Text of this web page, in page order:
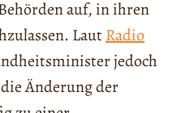
auf, in ihren
LautRadio
jedoch
Änderung der